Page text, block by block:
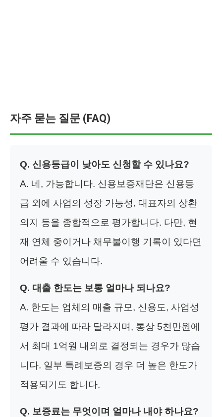
자주 묻는 질문 (FAQ)
Q. 신용등급이 낮아도 신청할 수 있나요?
A. 네, 가능합니다. 신용보증재단은 신용등
급 외에 사업의 성장 가능성, 대표자의 상환
의지 등을 종합적으로 평가합니다. 다만, 현
재 연체 중이거나 채무불이행 기록이 있다면
어려울 수 있습니다.
Q. 대출 한도는 보통 얼마나 되나요?
A. 한도는 업체의 매출 규모, 신용도, 사업성
평가 결과에 따라 달라지며, 통상 5천만원에
서 최대 1억원 내외로 결정되는 경우가 많습
니다. 일부 특례보증의 경우 더 높은 한도가
적용되기도 합니다.
Q. 보증료는 무엇이며 얼마나 내야 하나요?